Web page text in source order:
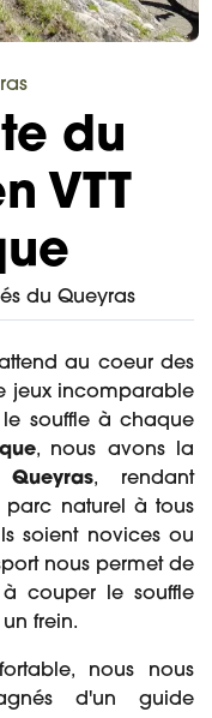
du
VTT
du Queyras
au coeur des
jeux incomparable
souffle à chaque
, nous avons la
Queyras, rendant
parc naturel à tous
soient novices ou
nous permet de
couper le souffle
frein.
nous nous
d'un guide